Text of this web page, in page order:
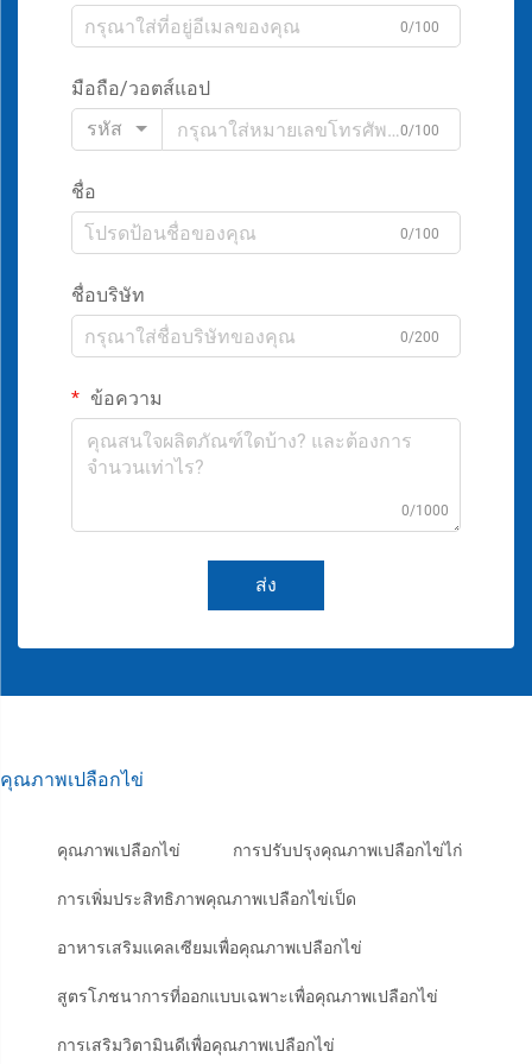
0/100
มือถือ/วอตส์แอป
รหัส
0/100
ชื่อ
0/100
ชื่อบริษัท
0/200
ข้อความ
0/1000
ส่ง
คุณภาพเปลือกไข่
คุณภาพเปลือกไข่ การปรับปรุงคุณภาพเปลือกไข่ไก่
การเพิ่มประสิทธิภาพคุณภาพเปลือกไข่เป็ด
อาหารเสริมแคลเซียมเพื่อคุณภาพเปลือกไข่
สูตรโภชนาการที่ออกแบบเฉพาะเพื่อคุณภาพเปลือกไข่
การเสริมวิตามินดีเพื่อคุณภาพเปลือกไข่